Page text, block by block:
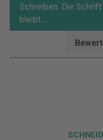
Schreiben. Die
bleibt…